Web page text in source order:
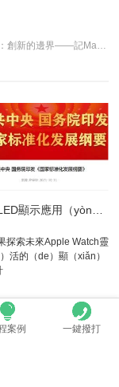
下一篇：創新的邊界——記Mad Catz的倒閉
中國LED顯示應用（yòng）行業標準情況一覽
案例 一鍵撥打